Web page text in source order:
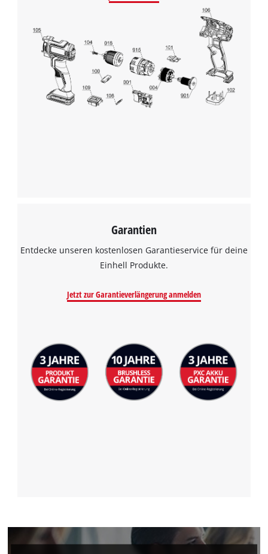
This content is not permitted to load due
to trackers that are not disclosed to the
visitor. The website owner needs to setup
the site with their CMP to add this content
Powered byUsercentrics Consent
Garantien
Entdecke unseren kostenlosen Garantieservice für deine
Einhell Produkte.
Jetzt zur Garantieverlängerung anmelden